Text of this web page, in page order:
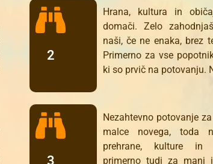
2
Hrana, kultura in
domači. Zelo
naši, če ne enaka, brez
Primerno za vse
ki so prvič na potovanju.
3
Nezahtevno potovanje
malce novega, toda
prehrane, kulture in
primerno tudi za manj